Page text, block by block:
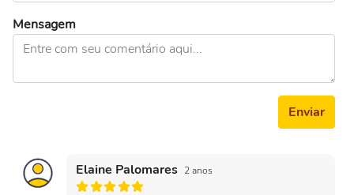
Mensagem
Enviar
Elaine Palomares 2 anos